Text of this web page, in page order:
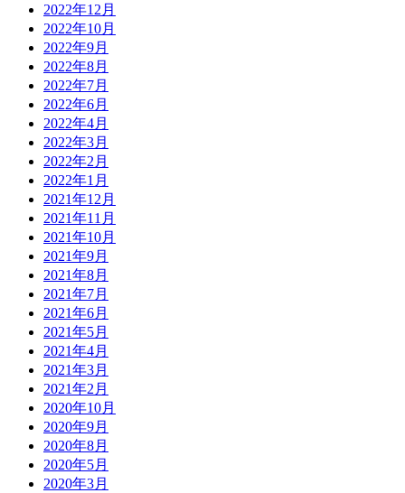
2022年12月
2022年10月
2022年9月
2022年8月
2022年7月
2022年6月
2022年4月
2022年3月
2022年2月
2022年1月
2021年12月
2021年11月
2021年10月
2021年9月
2021年8月
2021年7月
2021年6月
2021年5月
2021年4月
2021年3月
2021年2月
2020年10月
2020年9月
2020年8月
2020年5月
2020年3月